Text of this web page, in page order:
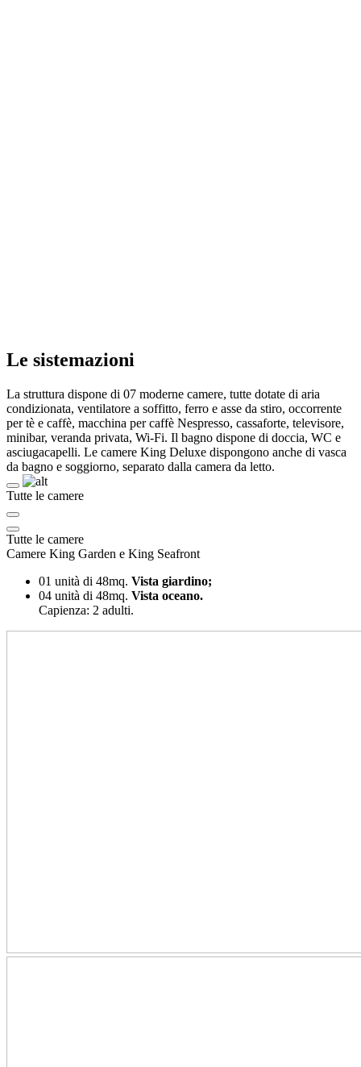
Le sistemazioni
La struttura dispone di 07 moderne camere, tutte dotate di aria
condizionata, ventilatore a soffitto, ferro e asse da stiro, occorrente
per tè e caffè, macchina per caffè Nespresso, cassaforte, televisore,
minibar, veranda privata, Wi-Fi. Il bagno dispone di doccia, WC e
asciugacapelli. Le camere King Deluxe dispongono anche di vasca
da bagno e soggiorno, separato dalla camera da letto.
Tutte le camere
Tutte le camere
Camere King Garden e King Seafront
01 unità di 48mq. Vista giardino;
04 unità di 48mq. Vista oceano.
Capienza: 2 adulti.